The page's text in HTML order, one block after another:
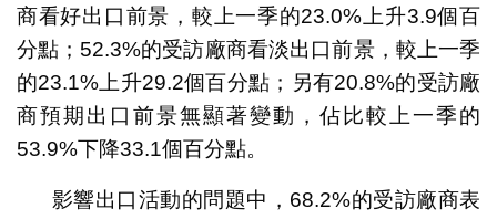
商看好出口前景，較上一季的23.0%上升3.9個百
分點；52.3%的受訪廠商看淡出口前景，較上一季
的23.1%上升29.2個百分點；另有20.8%的受訪廠
商預期出口前景無顯著變動，佔比較上一季的
53.9%下降33.1個百分點。
影響出口活動的問題中，68.2%的受訪廠商表